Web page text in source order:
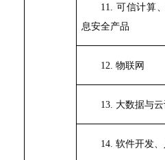
11. 可信计算
息安全产品
12. 物联网
13. 大数据与
14. 软件开发